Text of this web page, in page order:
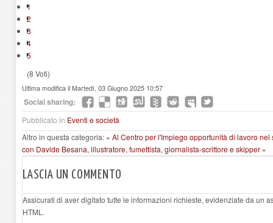
1
2
3
4
5
(8 Voti)
Ultima modifica il Martedì, 03 Giugno 2025 10:57
Social sharing:
Pubblicato in Eventi e società
Altro in questa categoria: « Al Centro per l'Impiego opportunità di lavoro
con Davide Besana, illustratore, fumettista, giornalista-scrittore e skipper »
LASCIA UN COMMENTO
Assicurati di aver digitato tutte le informazioni richieste, evidenziate da un
HTML.